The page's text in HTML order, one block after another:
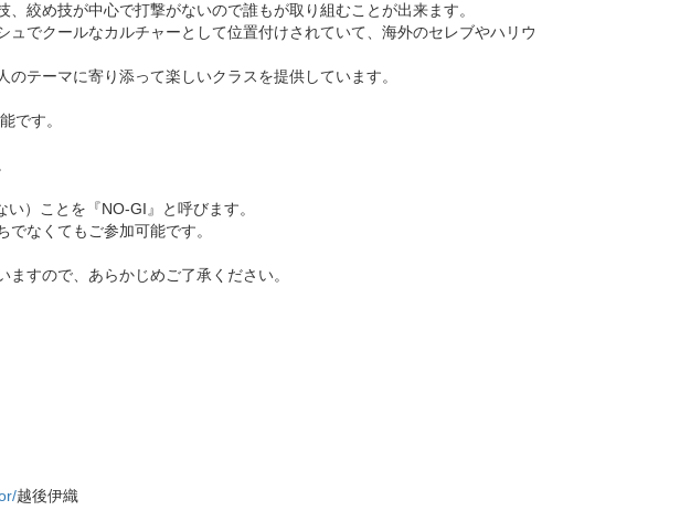
絞め技が中心で打撃がないので誰もが取り組むことが出来ます。
でクールなカルチャーとして位置付けされていて、海外のセレブやハリウ
テーマに寄り添って楽しいクラスを提供しています。
です。
）ことを『NO-GI』と呼びます。
なくてもご参加可能です。
すので、あらかじめご了承ください。
越後伊織